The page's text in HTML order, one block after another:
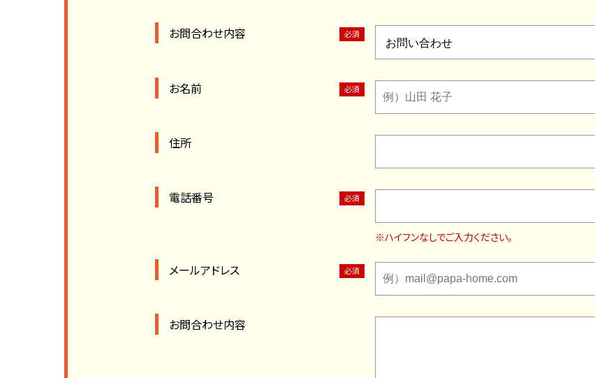
お問合わせ内容
お名前
住所
電話番号
※ハイフンなしでご入力ください。
メールアドレス
お問合わせ内容